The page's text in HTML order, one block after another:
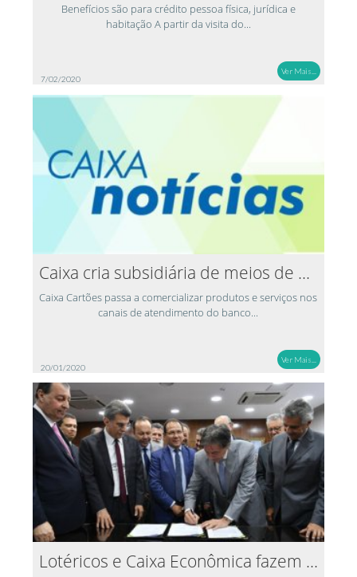
Benefícios são para crédito pessoa física, jurídica e
habitação A partir da visita do...
7/02/2020
Ver Mais...
Caixa cria subsidiária de meios de pagamento
Caixa Cartões passa a comercializar produtos e serviços nos
canais de atendimento do banco...
20/01/2020
Ver Mais...
Lotéricos e Caixa Econômica fazem acordo sobre...